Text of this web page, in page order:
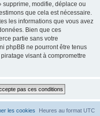
supprime, modifie, déplace ou
que cela est nécessaire.
les informations que vous avez
Bien que ces
partie sans votre
phpBB ne pourront être tenus
visant à compromettre
Heures au format UTC
les cookies